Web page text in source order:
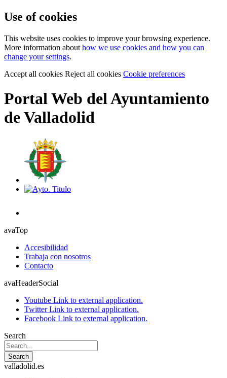
Use of cookies
This website uses cookies to improve your browsing experience.
More information about how we use cookies and how you can
change your settings.
Accept all cookies Reject all cookies Cookie preferences
Portal Web del Ayuntamiento
de Valladolid
avaTop
Accesibilidad
Trabaja con nosotros
Contacto
avaHeaderSocial
Youtube Link to external application.
TwitterLink to external application.
Facebook Link to external application.
Search
Search
valladolid.es